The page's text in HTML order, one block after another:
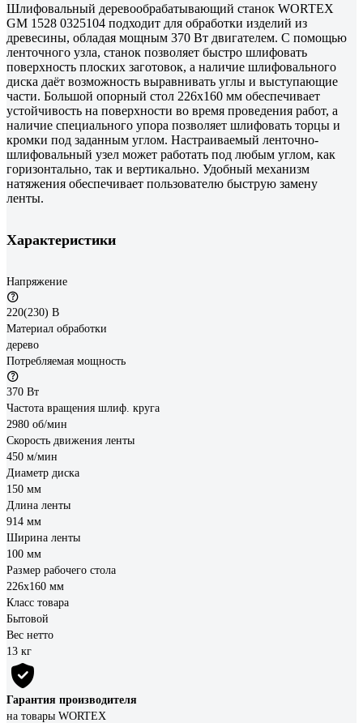
Шлифовальный деревообрабатывающий станок WORTEX
GM 1528 0325104 подходит для обработки изделий из
древесины, обладая мощным 370 Вт двигателем. С помощью
ленточного узла, станок позволяет быстро шлифовать
поверхность плоских заготовок, а наличие шлифовального
диска даёт возможность выравнивать углы и выступающие
части. Большой опорный стол 226х160 мм обеспечивает
устойчивость на поверхности во время проведения работ, а
наличие специального упора позволяет шлифовать торцы и
кромки под заданным углом. Настраиваемый ленточно-
шлифовальный узел может работать под любым углом, как
горизонтально, так и вертикально. Удобный механизм
натяжения обеспечивает пользователю быструю замену
ленты.
Характеристики
Напряжение
220(230) В
Материал обработки
дерево
Потребляемая мощность
370 Вт
Частота вращения шлиф. круга
2980 об/мин
Скорость движения ленты
450 м/мин
Диаметр диска
150 мм
Длина ленты
914 мм
Ширина ленты
100 мм
Размер рабочего стола
226х160 мм
Класс товара
Бытовой
Вес нетто
13 кг
Гарантия производителя
на товары WORTEX